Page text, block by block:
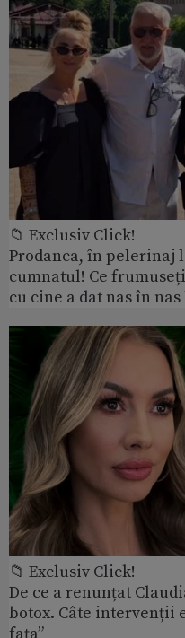
📁 Exclusiv Click!
Prodanca, în pelerinaj
cumnatul! Ce
cu cine a dat nas în
📁 Exclusiv Click!
De ce a renunțat
botox. Câte intervenții